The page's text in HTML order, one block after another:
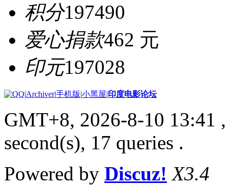
积分197490
爱心捐款462 元
印元197028
|Archiver|手机版|小黑屋|印度电影论坛
GMT+8, 2026-8-10 13:41
second(s), 17 queries .
Powered by Discuz! X3.4